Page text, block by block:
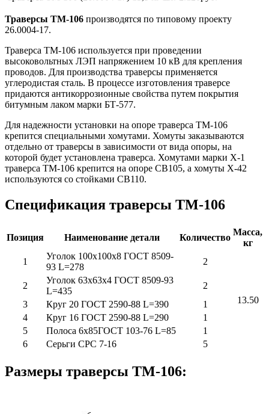
Траверсы ТМ-106 производятся по типовому проекту
26.0004-17.
Траверса ТМ-106 используется при проведении
высоковольтных ЛЭП напряжением 10 кВ для крепления
проводов. Для производства траверсы применяется
углеродистая сталь. В процессе изготовления траверсе
придаются антикоррозионные свойства путем покрытия
битумным лаком марки БТ-577.
Для надежности установки на опоре траверса ТМ-106
крепится специальными хомутами. Хомуты заказываются
отдельно от траверсы в зависимости от вида опоры, на
которой будет установлена траверса. Хомутами марки Х-1
траверса ТМ-106 крепится на опоре СВ105, а хомуты Х-42
используются со стойками СВ110.
Спецификация траверсы ТМ-106
Позиция Наименование детали Количество
Масса,
кг
1
Уголок 100х100х8 ГОСТ 8509-
93 L=278
2
13.50
2
Уголок 63х63х4 ГОСТ 8509-93
L=435
2
3
Круг 20 ГОСТ 2590-88 L=390
1
4
Круг 16 ГОСТ 2590-88 L=290
1
5
Полоса 6х85ГОСТ 103-76 L=85
1
6
Серьги СРС 7-16 5
Размеры траверсы ТМ-106: